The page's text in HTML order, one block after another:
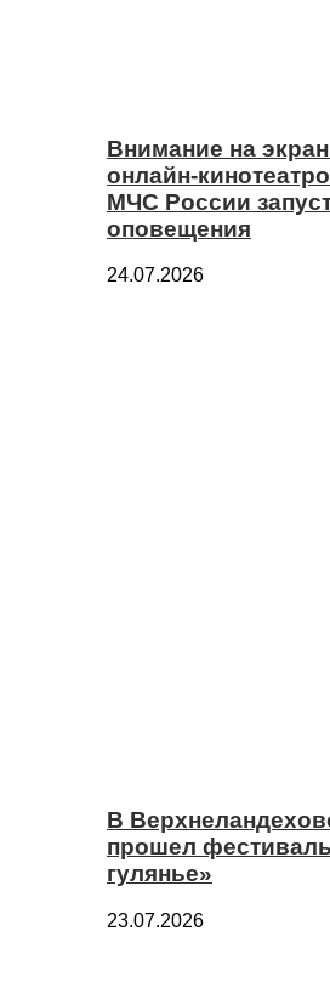
Внимание на
онлайн-
МЧС России
оповещения
24.07.2026
В
прошел
гулянье»
23.07.2026